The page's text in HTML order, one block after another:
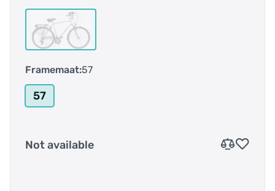
Framemaat:57
57
Not available